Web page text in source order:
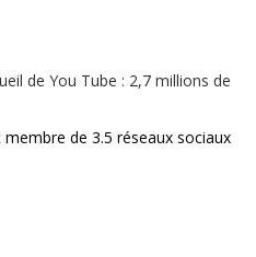
de You Tube : 2,7 millions de
de 3.5 réseaux sociaux